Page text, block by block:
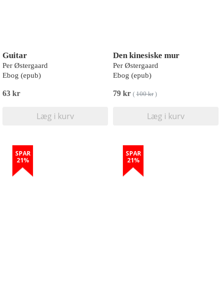
Guitar
Per Østergaard
Ebog (epub)
63 kr
Læg i kurv
Den kinesiske mur
Per Østergaard
Ebog (epub)
79 kr ( 100 kr)
Læg i kurv
SPAR
21%
SPAR
21%